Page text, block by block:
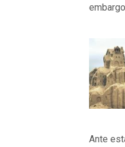
Ante